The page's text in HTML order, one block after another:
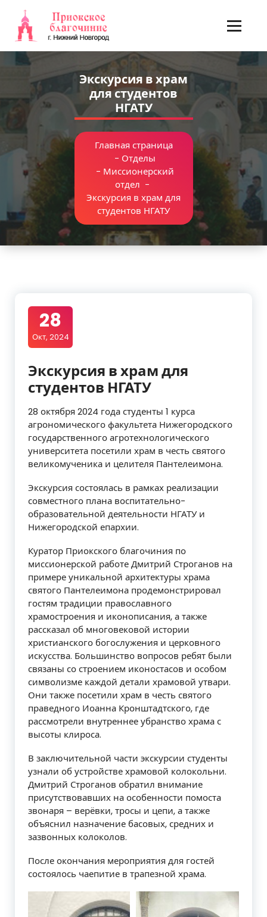
содержимому
Экскурсия в храм
для студентов
НГАТУ
Главная страница
- Отделы
- Миссионерский
отдел -
Экскурсия в храм для
студентов НГАТУ
28
Окт, 2024
Экскурсия в храм для
студентов НГАТУ
28 октября 2024 года студенты 1 курса
агрономического факультета Нижегородского
государственного агротехнологического
университета посетили храм в честь святого
великомученика и целителя Пантелеимона.
Экскурсия состоялась в рамках реализации
совместного плана воспитательно-
образовательной деятельности НГАТУ и
Нижегородской епархии.
Куратор Приокского благочиния по
миссионерской работе Дмитрий Строганов на
примере уникальной архитектуры храма
святого Пантелеимона продемонстрировал
гостям традиции православного
храмостроения и иконописания, а также
рассказал об многовековой истории
христианского богослужения и церковного
искусства. Большинство вопросов ребят были
связаны со строением иконостасов и особом
символизме каждой детали храмовой утвари.
Они также посетили храм в честь святого
праведного Иоанна Кронштадтского, где
рассмотрели внутреннее убранство храма с
высоты клироса.
В заключительной части экскурсии студенты
узнали об устройстве храмовой колокольни.
Дмитрий Строганов обратил внимание
присутствовавших на особенности помоста
звонаря – верёвки, тросы и цепи, а также
объяснил назначение басовых, средних и
зазвонных колоколов.
После окончания мероприятия для гостей
состоялось чаепитие в трапезной храма.